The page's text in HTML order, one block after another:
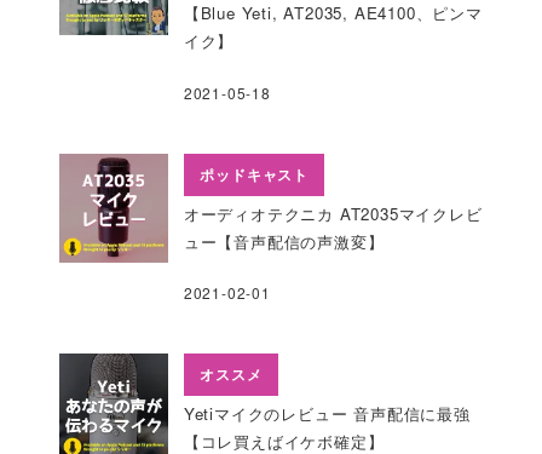
【Blue Yeti, AT2035, AE4100、ピンマ
イク】
2021-05-18
ポッドキャスト
オーディオテクニカ AT2035マイクレビ
ュー【音声配信の声激変】
2021-02-01
オススメ
Yetiマイクのレビュー 音声配信に最強
【コレ買えばイケボ確定】